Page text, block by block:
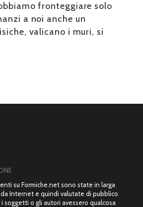
fronteggiare solo
a noi anche un
valicano i muri, si
su Formiche.net sono state in larga
Internet e quindi valutate di pubblico
soggetti o gli autori avessero qualcosa